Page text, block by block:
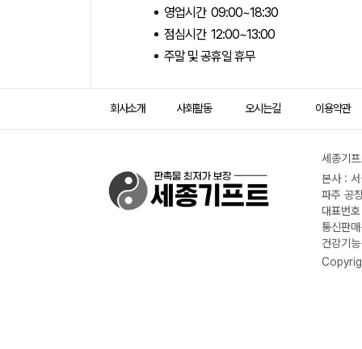
영업시간 09:00~18:30
점심시간 12:00~13:00
주말 및 공휴일 휴무
회사소개 사회활동 오시는길 이용약관
세종기
본사 :
파주 공
대표번
통신판
건강기